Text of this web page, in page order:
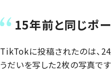
15年前と同じポ
TikTokに投稿されたのは、
うだいを写した2枚の写真です